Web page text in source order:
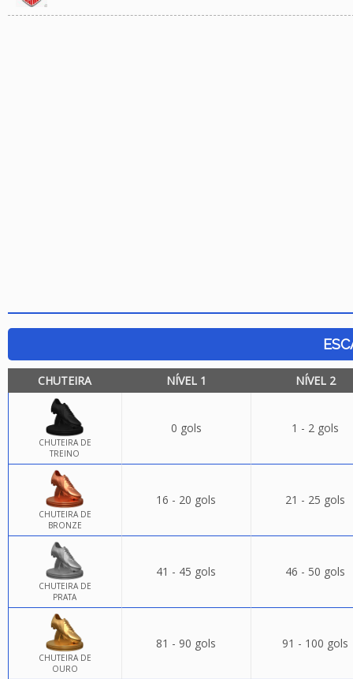
CHUTEIRA NÍVEL 1 NÍVEL 2
CHUTEIRA DE
TREINO
0 gols 1 - 2 gols
CHUTEIRA DE
BRONZE
16 - 20 gols 21 - 25 gols
CHUTEIRA DE
PRATA
41 - 45 gols 46 - 50 gols
CHUTEIRA DE
OURO
81 - 90 gols 91 - 100 gols